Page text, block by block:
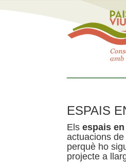
ESPAIS
Els espais
actuacions
perquè ho
projecte a